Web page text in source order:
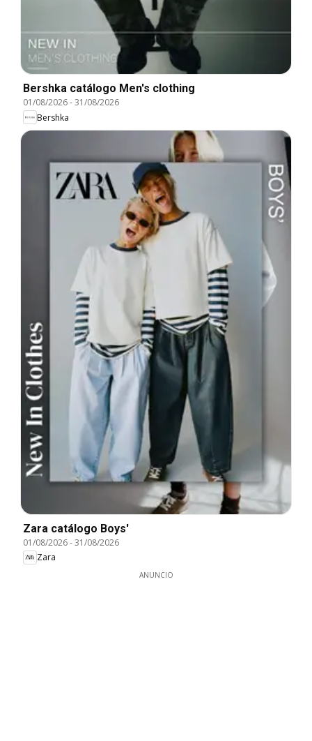
Bershka catálogo Men's clothing
01/08/2026-31/08/2026
Bershka
Zara catálogo Boys'
01/08/2026-31/08/2026
Zara
ANUNCIO